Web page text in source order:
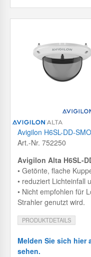
Avigilon H6SL-DD-
Art.-Nr. 752250
Avigilon Alta H6SL-
• Getönte, flache
• reduziert Lichteinfall
• Nicht empfohlen für
Strahler genutzt wird.
PRODUKTDETAILS
Melden Sie sich hier
sehen.